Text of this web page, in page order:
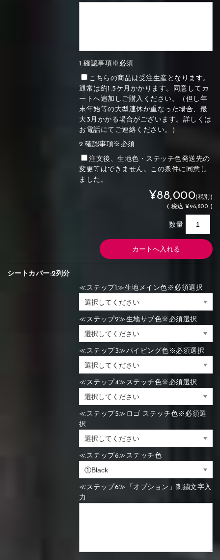
1.確認事項※必須
こちらの商品は受注生産となります。
通常は約1.5ケ月かかります。同意してカ
ートへ追加しご購入ください。（但し年
末年始等の大型連休が重なった場合、最
大3月かかる場合がございます。詳しくは
お電話にてご連絡ください。）
2.確認事項※必須
注文後、生地色・ステッチ色発送先の
変更等はできません。この条件に同意し
ました。
¥88,000(税別)
( 税込 ¥96,800 )
数量
シートカバー:2列分
≪ステップ1≫生地メイン色※必須選択
≪ステップ2≫生地サブ色※必須選択
≪ステップ3≫パイピング色※必須選択
≪ステップ4≫ステッチ色※必須選択
≪ステップ5≫ロゴ ステッチ色※必須選
択
≪ステップ6≫ステッチ色
≪ステップ6≫「オプション」刺繍文字入
力